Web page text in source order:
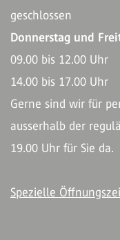
geschlossen
Donnerstag und
09.00 bis 12.00 Uhr
14.00 bis 17.00 Uhr
Gerne sind wir für
ausserhalb der
19.00 Uhr für Sie da.
Spezielle